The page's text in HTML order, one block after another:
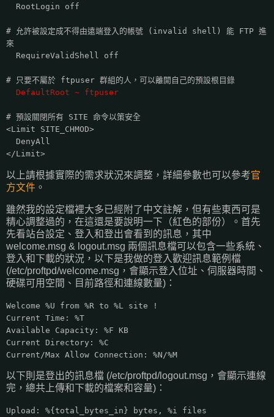
RootLogin off
# 允許被設定成不得由遠端登入的帳號 (invalid shell) 能 FTP 進
來
RequireValidShell off
# 只要不屬於 ftpuser 群組的人，可以離開自己的預設根目錄
DefaultRoot ~ ftpuser
# 預設關閉所有 SITE 命令以策安全
<Limit SITE_CHMOD>
DenyAll
</Limit>
以上請根據實際的需求狀況來調整，詳細參數也可以參考官
方文件 。
雖然我的設定檔裡大多已經附了中文註解，但有些東西可是
精心調整過的，在這還是要說明一下（紅色的部份）。首先
先看站台設定、登入和登出會看到的訊息，其中
welcome.msg & logout.msg 兩個訊息檔可以包含一些系統、
登入和下載的狀況，以下是我做的登入歡迎訊息範例檔
(/etc/proftpd/welcome.msg，會顯示登入位址、伺服器時間、
硬碟可用空間、目前路徑和連線數量)：
Welcome %U from %R to %L site !
Current Time: %T
Available Capacity: %F KB
Current Directory: %C
Current/Max Allow Connection: %N/%M
以下則是登出的訊息檔 (/etc/proftpd/logout.msg，會顯示連線
完，總共上傳和下載的檔案和容量)：
Upload: %{total_bytes_in} bytes, %i files